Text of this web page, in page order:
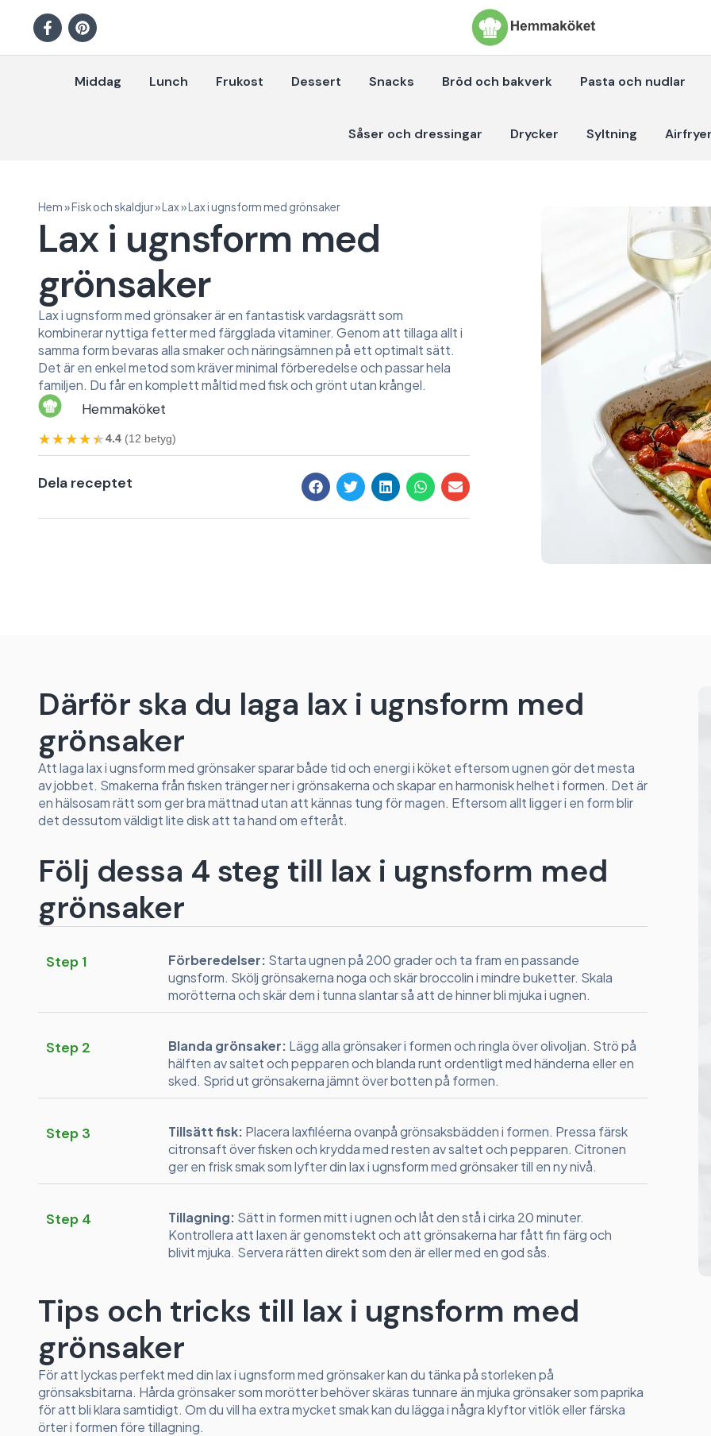
Middag Lunch Frukost Dessert Snacks Bröd och bakverk Pasta och nudlar
Såser och dressingar Drycker Syltning Airfryer
Hem»Fisk och skaldjur»Lax»Lax i ugnsform med grönsaker
Lax i ugnsform med
grönsaker
Lax i ugnsform med grönsaker är en fantastisk vardagsrätt som
kombinerar nyttiga fetter med färgglada vitaminer. Genom att tillaga allt i
samma form bevaras alla smaker och näringsämnen på ett optimalt sätt.
Det är en enkel metod som kräver minimal förberedelse och passar hela
familjen. Du får en komplett måltid med fisk och grönt utan krångel.
Hemmaköket
★★★★★
★★★★★4.4 (12 betyg)
Dela receptet
Därför ska du laga lax i ugnsform med
grönsaker
Att laga lax i ugnsform med grönsaker sparar både tid och energi i köket eftersom ugnen gör det mesta
av jobbet. Smakerna från fisken tränger ner i grönsakerna och skapar en harmonisk helhet i formen. Det är
en hälsosam rätt som ger bra mättnad utan att kännas tung för magen. Eftersom allt ligger i en form blir
det dessutom väldigt lite disk att ta hand om efteråt.
Följ dessa 4 steg till lax i ugnsform med
grönsaker
Step 1 Förberedelser: Starta ugnen på 200 grader och ta fram en passande
ugnsform. Skölj grönsakerna noga och skär broccolin i mindre buketter. Skala
morötterna och skär dem i tunna slantar så att de hinner bli mjuka i ugnen.
Step 2 Blanda grönsaker: Lägg alla grönsaker i formen och ringla över olivoljan. Strö på
hälften av saltet och pepparen och blanda runt ordentligt med händerna eller en
sked. Sprid ut grönsakerna jämnt över botten på formen.
Step 3 Tillsätt fisk: Placera laxfiléerna ovanpå grönsaksbädden i formen. Pressa färsk
citronsaft över fisken och krydda med resten av saltet och pepparen. Citronen
ger en frisk smak som lyfter din lax i ugnsform med grönsaker till en ny nivå.
Step 4 Tillagning: Sätt in formen mitt i ugnen och låt den stå i cirka 20 minuter.
Kontrollera att laxen är genomstekt och att grönsakerna har fått fin färg och
blivit mjuka. Servera rätten direkt som den är eller med en god sås.
Tips och tricks till lax i ugnsform med
grönsaker
För att lyckas perfekt med din lax i ugnsform med grönsaker kan du tänka på storleken på
grönsaksbitarna. Hårda grönsaker som morötter behöver skäras tunnare än mjuka grönsaker som paprika
för att bli klara samtidigt. Om du vill ha extra mycket smak kan du lägga i några klyftor vitlök eller färska
örter i formen före tillagning.